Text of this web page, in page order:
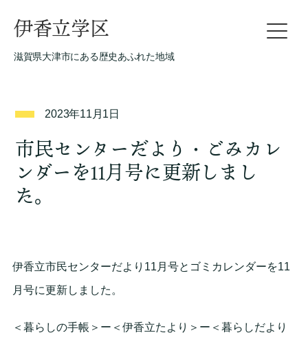
伊香立学区
滋賀県大津市にある歴史あふれた地域
2023年11月1日
市民センターだより・ごみカレ
ンダーを11月号に更新しまし
た。
伊香立市民センターだより11月号とゴミカレンダーを11
月号に更新しました。
＜暮らしの手帳＞ー＜伊香立たより＞ー＜暮らしだより